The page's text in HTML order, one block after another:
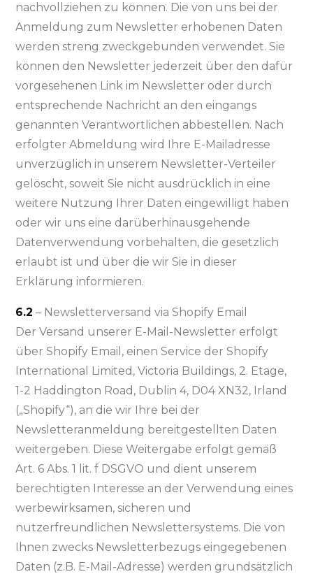
nachvollziehen zu können. Die von uns bei der
Anmeldung zum Newsletter erhobenen Daten
werden streng zweckgebunden verwendet. Sie
können den Newsletter jederzeit über den dafür
vorgesehenen Link im Newsletter oder durch
entsprechende Nachricht an den eingangs
genannten Verantwortlichen abbestellen. Nach
erfolgter Abmeldung wird Ihre E-Mailadresse
unverzüglich in unserem Newsletter-Verteiler
gelöscht, soweit Sie nicht ausdrücklich in eine
weitere Nutzung Ihrer Daten eingewilligt haben
oder wir uns eine darüberhinausgehende
Datenverwendung vorbehalten, die gesetzlich
erlaubt ist und über die wir Sie in dieser
Erklärung informieren.
6.2 – Newsletterversand via Shopify Email
Der Versand unserer E-Mail-Newsletter erfolgt
über Shopify Email, einen Service der Shopify
International Limited, Victoria Buildings, 2. Etage,
1-2 Haddington Road, Dublin 4, D04 XN32, Irland
(„Shopify“), an die wir Ihre bei der
Newsletteranmeldung bereitgestellten Daten
weitergeben. Diese Weitergabe erfolgt gemäß
Art. 6 Abs. 1 lit. f DSGVO und dient unserem
berechtigten Interesse an der Verwendung eines
werbewirksamen, sicheren und
nutzerfreundlichen Newslettersystems. Die von
Ihnen zwecks Newsletterbezugs eingegebenen
Daten (z.B. E-Mail-Adresse) werden grundsätzlich